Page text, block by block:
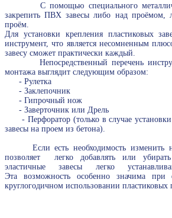
С помощью специального
закрепить ПВХ завесы либо над проёмом,
проём.
Для установки крепления пластиковых
инструмент, что является несомненным
завесу сможет практически каждый.
Непосредственный перечень
монтажа выглядит следующим образом:
- Рулетка
- Заклепочник
- Гипрочный нож
- Заверточник или Дрель
- Перфоратор (только в случае установки
завесы на проем из бетона).
Если есть необходимость изменить
позволяет легко добавлять или
эластичные завесы легко
Эта возможность особенно значима
круглогодичном использовании пластиковых